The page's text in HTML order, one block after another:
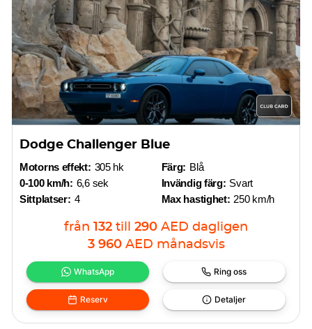
Dodge Challenger Blue
Motorns effekt: 305 hk
0-100 km/h: 6,6 sek
Sittplatser: 4
Färg: Blå
Invändig färg: Svart
Max hastighet: 250 km/h
från 132 till 290 AED dagligen
3 960 AED månadsvis
WhatsApp Ring oss
Reserv Detaljer